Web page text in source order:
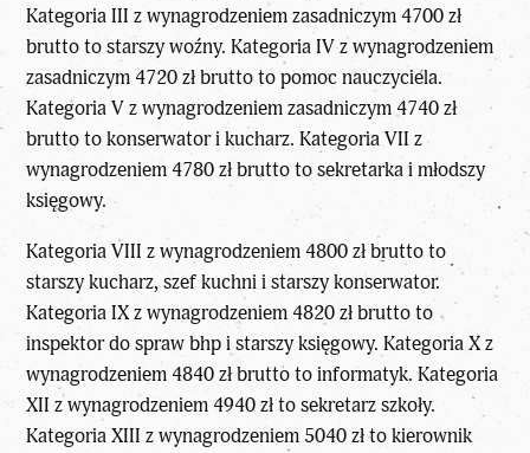
Kategoria III z wynagrodzeniem zasadniczym 4700 zł
brutto to starszy woźny. Kategoria IV z wynagrodzeniem
zasadniczym 4720 zł brutto to pomoc nauczyciela.
Kategoria V z wynagrodzeniem zasadniczym 4740 zł
brutto to konserwator i kucharz. Kategoria VII z
wynagrodzeniem 4780 zł brutto to sekretarka i młodszy
księgowy.
Kategoria VIII z wynagrodzeniem 4800 zł brutto to
starszy kucharz, szef kuchni i starszy konserwator.
Kategoria IX z wynagrodzeniem 4820 zł brutto to
inspektor do spraw bhp i starszy księgowy. Kategoria X z
wynagrodzeniem 4840 zł brutto to informatyk. Kategoria
XII z wynagrodzeniem 4940 zł to sekretarz szkoły.
Kategoria XIII z wynagrodzeniem 5040 zł to kierownik